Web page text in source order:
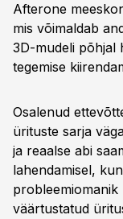
Afterone
mis võimaldab
3D-mudeli põhjal
tegemise
Osalenud
ürituste sarja
ja reaalse abi
lahendamisel,
probleemiomanik
väärtustatud